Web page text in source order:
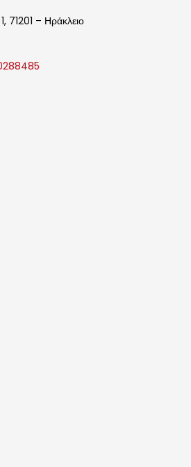
71201 – Ηράκλειο